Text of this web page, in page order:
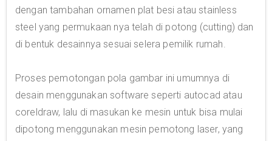
dengan tambahan ornamen plat besi atau stainless
steel yang permukaan nya telah di potong (cutting) dan
di bentuk desainnya sesuai selera pemilik rumah.
Proses pemotongan pola gambar ini umumnya di
desain menggunakan software seperti autocad atau
coreldraw, lalu di masukan ke mesin untuk bisa mulai
dipotong menggunakan mesin pemotong laser, yang